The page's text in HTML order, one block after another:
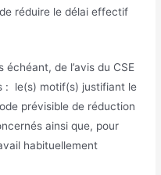
réduire le délai effectif
de l’avis du CSE
: le(s) motif(s) justifiant le
prévisible de réduction
ainsi que, pour
habituellement